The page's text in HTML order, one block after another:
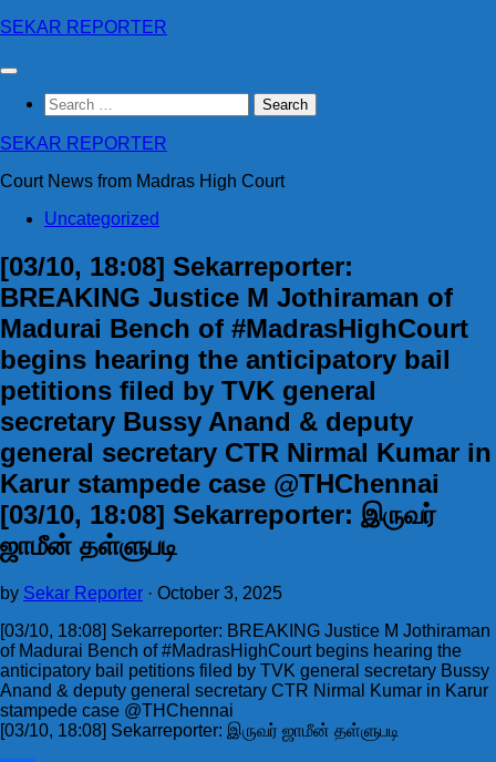
Skip
content
SEKAR REPORTER
Search
for:
SEKAR REPORTER
Court News from Madras High Court
Uncategorized
[03/10, 18:08] Sekarreporter:
BREAKING Justice M Jothiraman of
Madurai Bench of #MadrasHighCourt
begins hearing the anticipatory bail
petitions filed by TVK general
secretary Bussy Anand & deputy
general secretary CTR Nirmal Kumar in
Karur stampede case @THChennai
[03/10, 18:08] Sekarreporter: இருவர்
ஜாமீன் தள்ளுபடி
by Sekar Reporter · October 3, 2025
[03/10, 18:08] Sekarreporter: BREAKING Justice M Jothiraman
of Madurai Bench of #MadrasHighCourt begins hearing the
anticipatory bail petitions filed by TVK general secretary Bussy
Anand & deputy general secretary CTR Nirmal Kumar in Karur
stampede case @THChennai
[03/10, 18:08] Sekarreporter: இருவர் ஜாமீன் தள்ளுபடி